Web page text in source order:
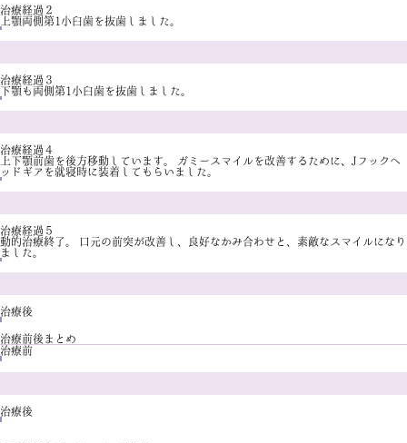
治療経過２
上顎両側第1小臼歯を抜歯しました。
治療経過３
下顎も両側第1小臼歯を抜歯しました。
治療経過４
上下顎前歯を後方移動しています。 ガミースマイルを改善するために、Jフックヘ
ッドギアを就寝時に装着してもらいました。
治療経過５
動的治療終了。 口元の前突が改善し、良好なかみ合わせと、素敵なスマイルになり
ました。
治療後
治療前後まとめ
治療前
治療後